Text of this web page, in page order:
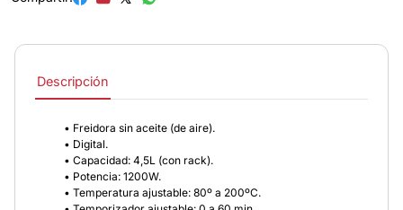
Descripción
• Freidora sin aceite (de aire).
• Digital.
• Capacidad: 4,5L (con rack).
• Potencia: 1200W.
• Temperatura ajustable: 80º a 200ºC.